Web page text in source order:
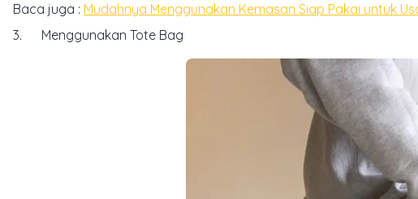
Baca juga : Mudahnya Menggunakan Kemasan Siap Pakai untuk
3. Menggunakan Tote Bag